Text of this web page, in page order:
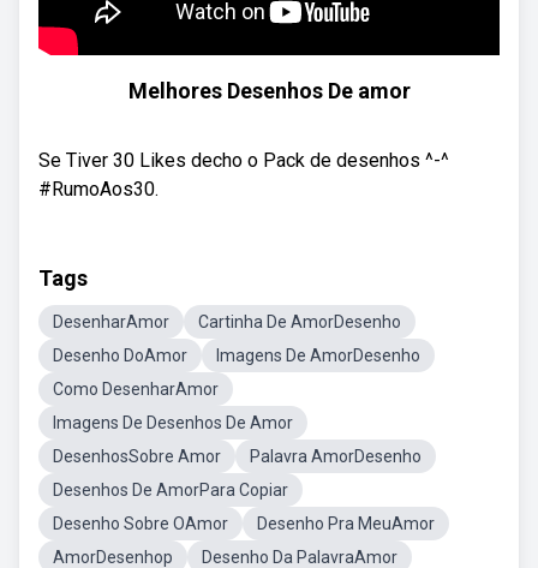
Melhores Desenhos De amor
Se Tiver 30 Likes decho o Pack de desenhos ^-^
#RumoAos30.
Tags
DesenharAmor
Cartinha De AmorDesenho
Desenho DoAmor
Imagens De AmorDesenho
Como DesenharAmor
Imagens De Desenhos De Amor
DesenhosSobre Amor
Palavra AmorDesenho
Desenhos De AmorPara Copiar
Desenho Sobre OAmor
Desenho Pra MeuAmor
AmorDesenhop
Desenho Da PalavraAmor